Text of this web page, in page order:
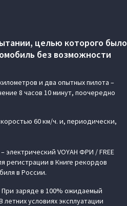
целью которого было
без возможности
и два опытных пилота –
8 часов 10 минут, поочередно
60 км/ч. и, периодически,
VOYAH ФРИ / FREE
регистрации в Книге рекордов
в России.
При заряде в 100% ожидаемый
условиях эксплуатации